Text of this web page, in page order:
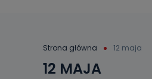
Strona główna 12 maja
12 MAJA